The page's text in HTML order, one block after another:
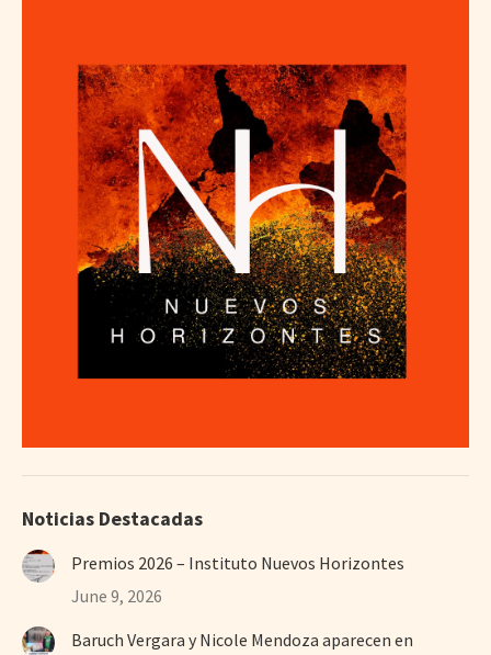
Noticias Destacadas
Premios 2026 – Instituto Nuevos Horizontes
June 9, 2026
Baruch Vergara y Nicole Mendoza aparecen en